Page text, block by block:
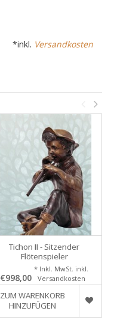
*inkl. Versandkosten
Tichon II - Sitzender
Flötenspieler
€998,00
* Inkl. MwSt. inkl.
Versandkosten
ZUM WARENKORB
HINZUFÜGEN